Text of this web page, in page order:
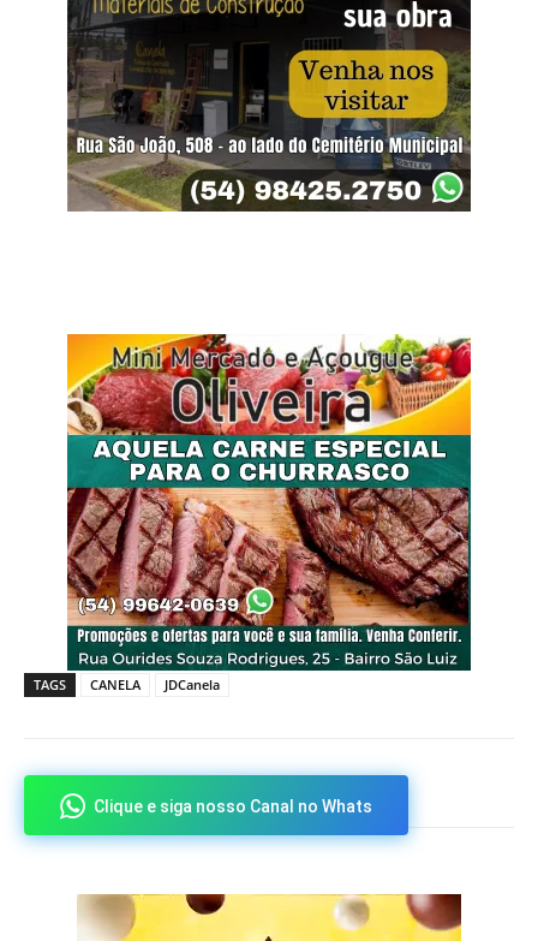
TAGS CANELA JDCanela
Clique e siga nosso Canal no Whats